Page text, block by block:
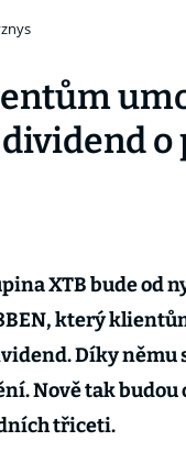
o
XTB bude od
který
Díky
Nově tak
třiceti.